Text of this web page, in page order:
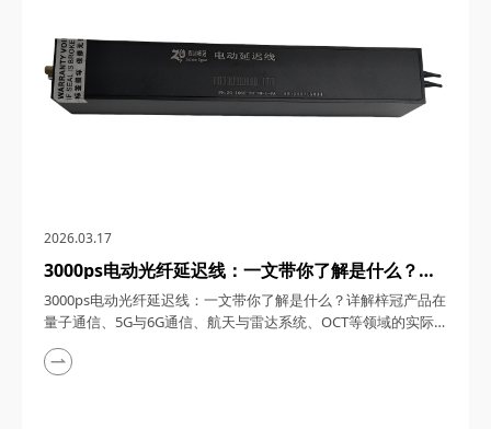
2026.03.17
3000ps电动光纤延迟线：一文带你了解是什么？详
解梓冠产品在量子通信、5G与6G通信、航天与雷达
系统、OCT等领域的实际应用
3000ps电动光纤延迟线：一文带你了解是什么？详解梓冠产品在
量子通信、5G与6G通信、航天与雷达系统、OCT等领域的实际
应用 3000ps电动光纤延迟线，在高速发展的光通信与探测技术
领域，凭借其卓越的性能和广泛的应用潜力，成为了众多高科技